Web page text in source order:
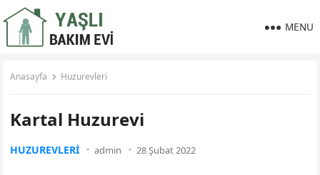
MENU
Anasayfa Huzurevleri
Kartal Huzurevi
HUZUREVLERI admin 28 Şubat 2022